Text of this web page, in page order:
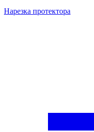
Нарезка протектора